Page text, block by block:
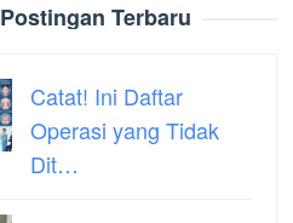
Postingan Terbaru
Catat! Ini Daftar
Operasi yang Tidak
Dit…